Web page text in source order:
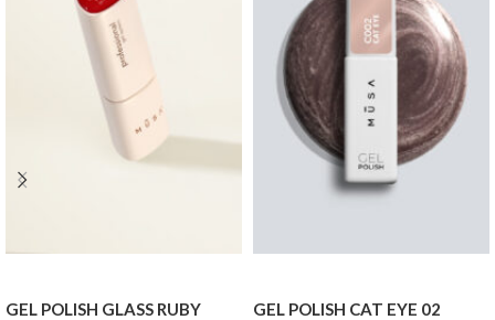
GEL POLISH GLASS RUBY GEL POLISH CAT EYE 02